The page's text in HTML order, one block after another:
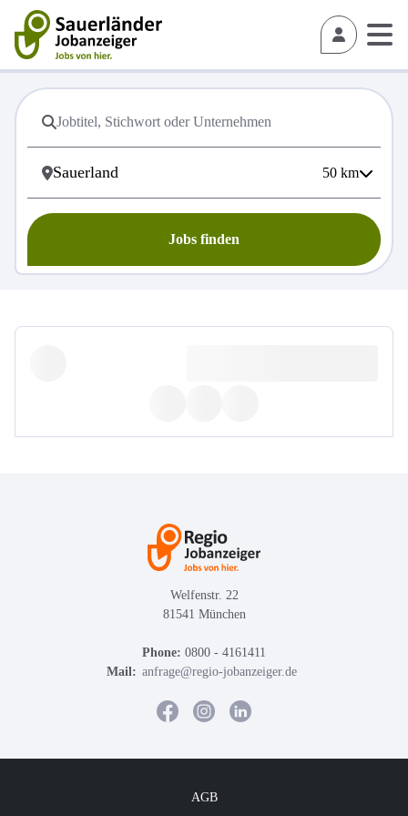
50 km
Jobs finden
Welfenstr. 22
81541 München
Phone: 0800 - 4161411
Mail: anfrage@regio-jobanzeiger.de
AGB